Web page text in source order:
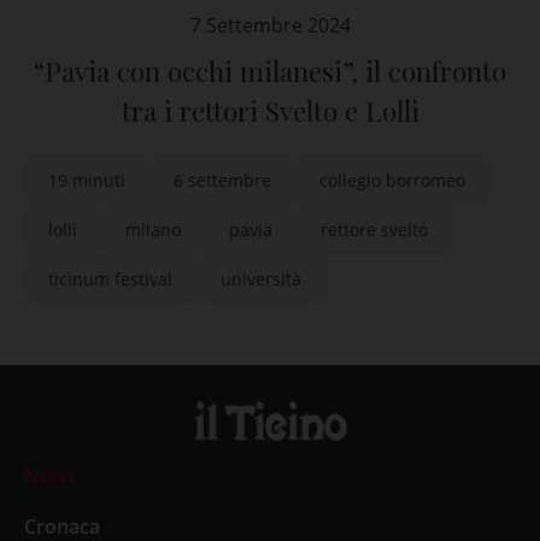
7 Settembre 2024
“Pavia con occhi milanesi”, il confronto
tra i rettori Svelto e Lolli
19 minuti 6 settembre collegio borromeo
lolli milano pavia rettore svelto
ticinum festival università
News
Cronaca